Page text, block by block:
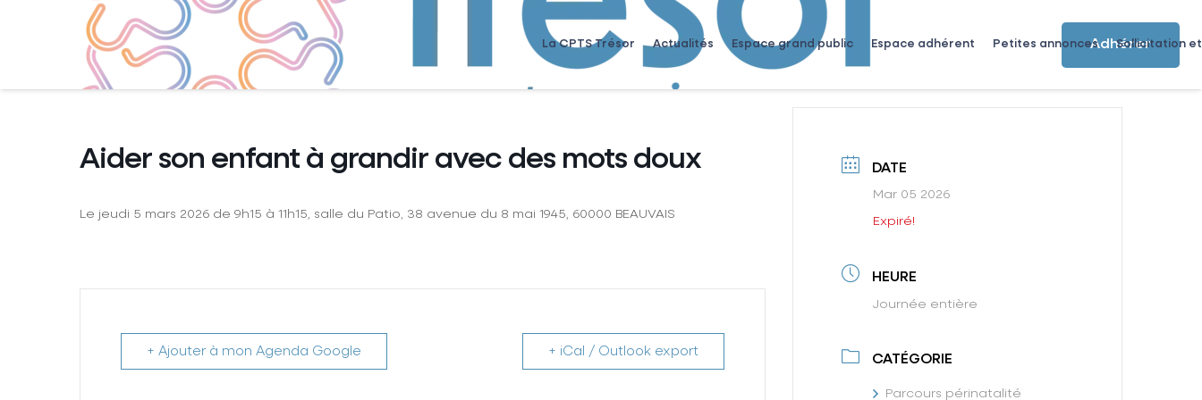
La CPTS Trésor Actualités Espace grand public Espace adhérent Petites annonces Sollicitation et
Adhérer
Aider son enfant à grandir avec des mots doux
Le jeudi 5 mars 2026 de 9h15 à 11h15, salle du Patio, 38 avenue du 8 mai 1945, 60000 BEAUVAIS
+ Ajouter à mon Agenda Google + iCal / Outlook export
DATE
Mar 05 2026
Expiré!
HEURE
Journée entière
CATÉGORIE
Parcours périnatalité